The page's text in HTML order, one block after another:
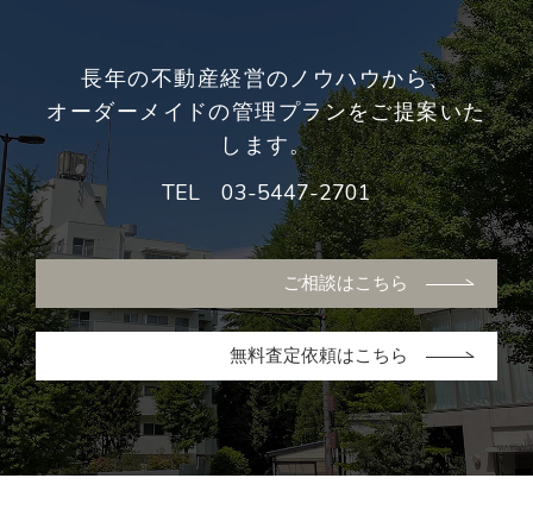
長年の不動産経営のノウハウから、
オーダーメイドの管理プランをご提案いた
します。
TEL 03-5447-2701
ご相談はこちら
無料査定依頼はこちら